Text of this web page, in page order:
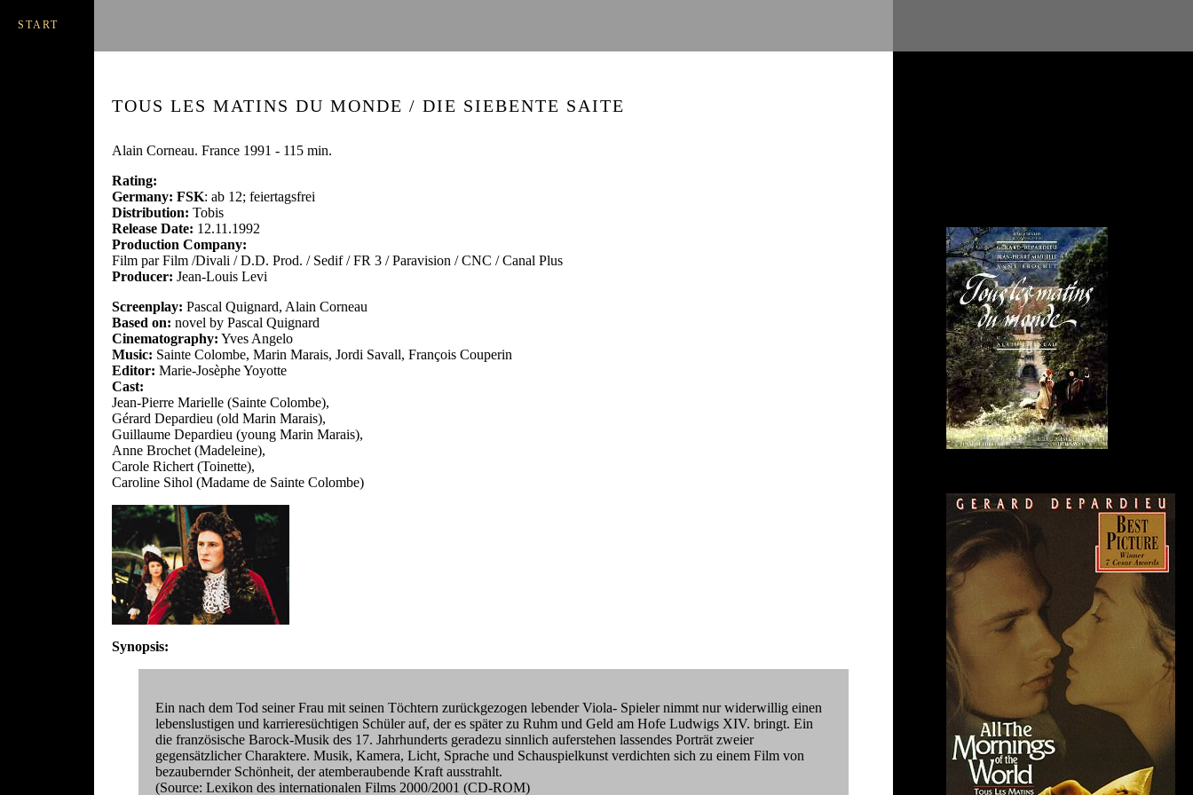
START
TOUS LES MATINS DU MONDE / DIE SIEBENTE SAITE
Alain Corneau. France 1991 - 115 min.
Rating:
Germany: FSK: ab 12; feiertagsfrei
Distribution: Tobis
Release Date: 12.11.1992
Production Company:
Film par Film /Divali / D.D. Prod. / Sedif / FR 3 / Paravision / CNC / Canal Plus
Producer: Jean-Louis Levi
Screenplay: Pascal Quignard, Alain Corneau
Based on: novel by Pascal Quignard
Cinematography: Yves Angelo
Music: Sainte Colombe, Marin Marais, Jordi Savall, François Couperin
Editor: Marie-Josèphe Yoyotte
Cast:
Jean-Pierre Marielle (Sainte Colombe),
Gérard Depardieu (old Marin Marais),
Guillaume Depardieu (young Marin Marais),
Anne Brochet (Madeleine),
Carole Richert (Toinette),
Caroline Sihol (Madame de Sainte Colombe)
Synopsis:
Ein nach dem Tod seiner Frau mit seinen Töchtern zurückgezogen lebender Viola- Spieler nimmt nur widerwillig einen
lebenslustigen und karrieresüchtigen Schüler auf, der es später zu Ruhm und Geld am Hofe Ludwigs XIV. bringt. Ein
die französische Barock-Musik des 17. Jahrhunderts geradezu sinnlich auferstehen lassendes Porträt zweier
gegensätzlicher Charaktere. Musik, Kamera, Licht, Sprache und Schauspielkunst verdichten sich zu einem Film von
bezaubernder Schönheit, der atemberaubende Kraft ausstrahlt.
(Source: Lexikon des internationalen Films 2000/2001 (CD-ROM)